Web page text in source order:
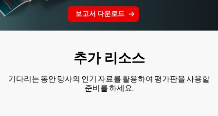
보고서 다운로드
추가 리소스
기다리는 동안 당사의 인기 자료를 활용하여 평가판을 사용할
준비를 하세요.